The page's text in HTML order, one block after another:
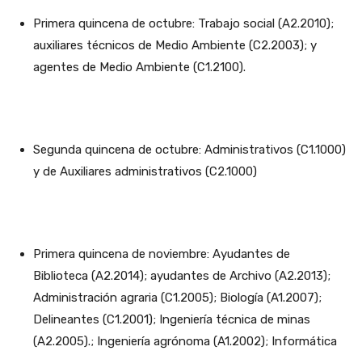
Primera quincena de octubre: Trabajo social (A2.2010);
auxiliares técnicos de Medio Ambiente (C2.2003); y
agentes de Medio Ambiente (C1.2100).
Segunda quincena de octubre: Administrativos (C1.1000)
y de Auxiliares administrativos (C2.1000)
Primera quincena de noviembre: Ayudantes de
Biblioteca (A2.2014); ayudantes de Archivo (A2.2013);
Administración agraria (C1.2005); Biología (A1.2007);
Delineantes (C1.2001); Ingeniería técnica de minas
(A2.2005).; Ingeniería agrónoma (A1.2002); Informática